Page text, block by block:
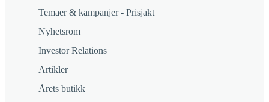
Temaer & kampanjer - Prisjakt
Nyhetsrom
Investor Relations
Artikler
Årets butikk